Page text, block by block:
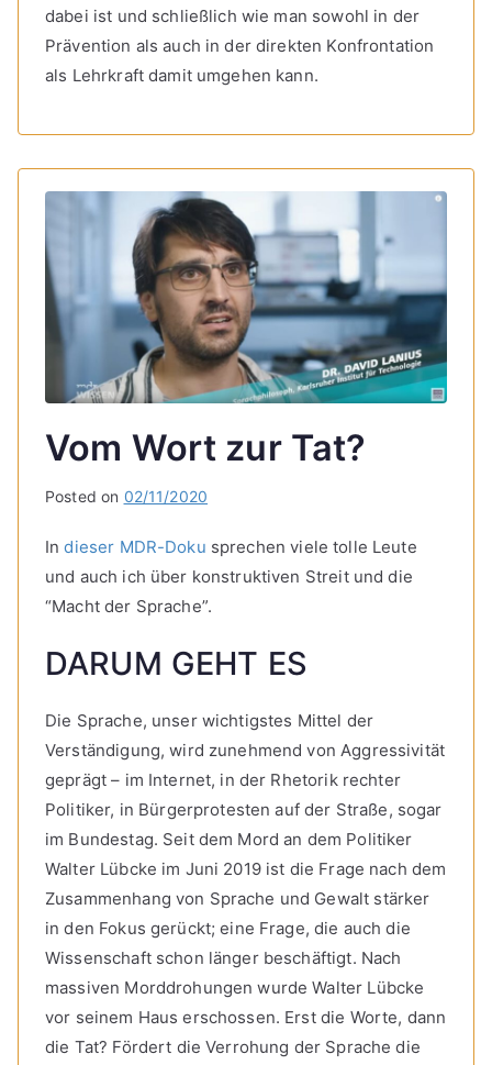
dabei ist und schließlich wie man sowohl in der
Prävention als auch in der direkten Konfrontation
als Lehrkraft damit umgehen kann.
Vom Wort zur Tat?
Posted on 02/11/2020
Indieser MDR-Doku sprechen viele tolle Leute
und auch ich über konstruktiven Streit und die
“Macht der Sprache”.
DARUM GEHT ES
Die Sprache, unser wichtigstes Mittel der
Verständigung, wird zunehmend von Aggressivität
geprägt – im Internet, in der Rhetorik rechter
Politiker, in Bürgerprotesten auf der Straße, sogar
im Bundestag. Seit dem Mord an dem Politiker
Walter Lübcke im Juni 2019 ist die Frage nach dem
Zusammenhang von Sprache und Gewalt stärker
in den Fokus gerückt; eine Frage, die auch die
Wissenschaft schon länger beschäftigt. Nach
massiven Morddrohungen wurde Walter Lübcke
vor seinem Haus erschossen. Erst die Worte, dann
die Tat? Fördert die Verrohung der Sprache die